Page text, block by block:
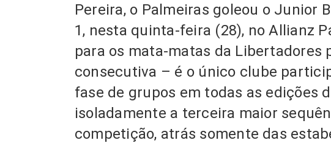
Pereira, o Palmeiras goleou o Junior
1, nesta quinta-feira (28), no Allianz
para os mata-matas da Libertadores
consecutiva – é o único clube
fase de grupos em todas as edições
isoladamente a terceira maior
competição, atrás somente das